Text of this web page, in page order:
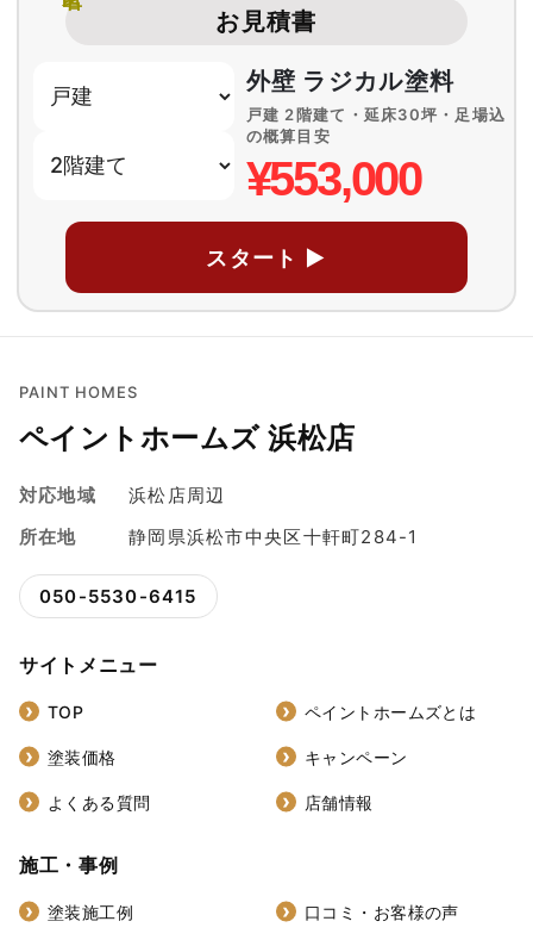
お見積書
外壁 ラジカル塗料
戸建 2階建て・延床30坪・足場込
の概算目安
¥553,000
スタート ▶
PAINT HOMES
ペイントホームズ 浜松店
対応地域
浜松店周辺
所在地
静岡県浜松市中央区十軒町284-1
050-5530-6415
サイトメニュー
TOP ペイントホームズとは
塗装価格 キャンペーン
よくある質問 店舗情報
施工・事例
塗装施工例 口コミ・お客様の声